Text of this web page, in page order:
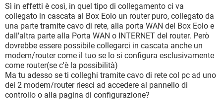
Sì in effetti è così, in quel tipo di collegamento ci va
collegato in cascata al Box Eolo un router puro, collegato da
una parte tramite cavo di rete, alla porta WAN del Box Eolo e
dall'altra parte alla Porta WAN o INTERNET del router. Però
dovrebbe essere possibile collegarci in cascata anche un
modem/router come il tuo se lo si configura esclusivamente
come router(se c'è la possibilità)
Ma tu adesso se ti colleghi tramite cavo di rete col pc ad uno
dei 2 modem/router riesci ad accedere al pannello di
controllo o alla pagina di configurazione?